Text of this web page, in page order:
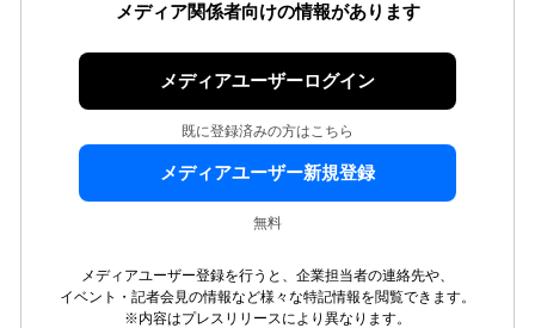
メディア関係者向けの情報があります
メディアユーザーログイン
既に登録済みの方はこちら
メディアユーザー新規登録
無料
メディアユーザー登録を行うと、企業担当者の連絡先や、
イベント・記者会見の情報など様々な特記情報を閲覧できます。
※内容はプレスリリースにより異なります。